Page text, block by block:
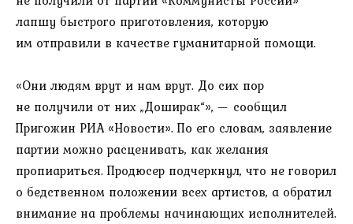
лапшу быстрого приготовления, которую
им отправили в качестве гуманитарной помощи.
«Они людям врут и нам врут. До сих пор
не получили от них „Доширак“», — сообщил
Пригожин РИА «Новости». По его словам, заявление
партии можно расценивать, как желания
пропиариться. Продюсер подчеркнул, что не говорил
о бедственном положении всех артистов, а обратил
внимание на проблемы начинающих исполнителей.